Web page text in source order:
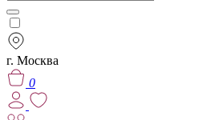
г. Москва
0